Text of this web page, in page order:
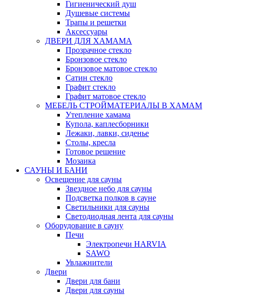
Гигиенический душ
Душевые системы
Трапы и решетки
Аксессуары
ДВЕРИ ДЛЯ ХАМАМА
Прозрачное стекло
Бронзовое стекло
Бронзовое матовое стекло
Сатин стекло
Графит стекло
Графит матовое стекло
МЕБЕЛЬ СТРОЙМАТЕРИАЛЫ В ХАМАМ
Утепление хамама
Купола, каплесборники
Лежаки, лавки, сиденье
Столы, кресла
Готовое решение
Мозаика
САУНЫ И БАНИ
Освещение для сауны
Звездное небо для сауны
Подсветка полков в сауне
Светильники для сауны
Светодиодная лента для сауны
Оборудование в сауну
Печи
Электропечи HARVIA
SAWO
Увлажнители
Двери
Двери для бани
Двери для сауны